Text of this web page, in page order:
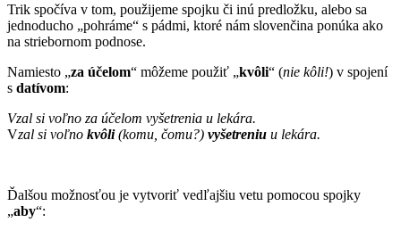
Trik spočíva v tom, použijeme spojku či inú predložku, alebo sa
jednoducho „pohráme“ s pádmi, ktoré nám slovenčina ponúka ako
na striebornom podnose.
Namiesto „za účelom“ môžeme použiť „kvôli“ (nie kôli!) v spojení
s datívom:
Vzal si voľno za účelom vyšetrenia u lekára.
Vzal si voľno kvôli(komu, čomu?) vyšetreniu u lekára.
Ďalšou možnosťou je vytvoriť vedľajšiu vetu pomocou spojky
„aby“: